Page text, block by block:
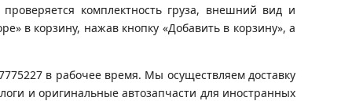
комплектность груза, внешний вид и
в корзину, нажав кнопку «Добавить в корзину», а
в рабочее время. Мы осуществляем доставку
и оригинальные автозапчасти для иностранных